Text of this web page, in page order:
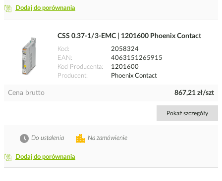
Dodaj do porównania
CSS 0.37-1/3-EMC | 1201600 Phoenix Contact
Kod
2058324
EAN
4063151265915
Kod Producenta
1201600
Producent
Phoenix Contact
Cena brutto 867,21 zł/szt
Pokaż szczegóły
Dodaj do porównania
Na zamówienie
Do ustalenia